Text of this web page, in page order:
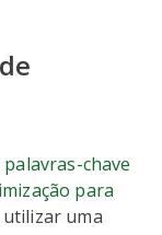
palavras-chave
para
utilizar uma